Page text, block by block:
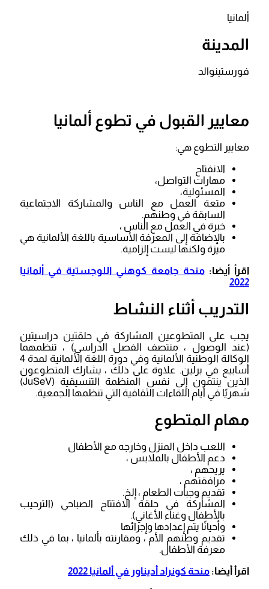
ألمانيا
المدينة
فورستينوالد
معايير القبول في تطوع ألمانيا
معايير التطوع هي:
الانفتاح
مهارات التواصل،
المسئولية،
متعة العمل مع الناس والمشاركة الاجتماعية
السابقة في وطنهم.
خبرة في العمل مع الناس ،
بالإضافة إلى المعرفة الأساسية باللغة الألمانية هي
ميزة ولكنها ليست إلزامية.
اقرأ أيضا: منحة جامعة كوهني اللوجستية في ألمانيا
2022
التدريب أثناء النشاط
يجب على المتطوعين المشاركة في حلقتين دراسيتين
(عند الوصول ، منتصف الفصل الدراسي) ، تنظمهما
الوكالة الوطنية الألمانية وفي دورة اللغة الألمانية لمدة 4
أسابيع في برلين. علاوة على ذلك ، يشارك المتطوعون
الذين ينتمون إلى نفس المنظمة التنسيقية (JuSeV)
شهريًا في أيام اللقاءات الثقافية التي تنظمها الجمعية.
مهام المتطوع
اللعب داخل المنزل وخارجه مع الأطفال
دعم الأطفال بالملابس ،
يريحهم ،
مرافقتهم ،
تقديم وجبات الطعام ، إلخ.
المشاركة في حلقة الافتتاح الصباحي (الترحيب
بالأطفال وغناء الأغاني).
وأحيانًا يتم إعدادها وإجرائها
تقديم وطنهم الأم ، ومقارنته بألمانيا ، بما في ذلك
معرفة الأطفال.
اقرأ أيضا: منحة كونراد أديناور في ألمانيا 2022